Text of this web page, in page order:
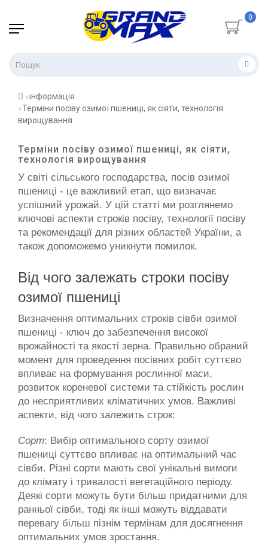
0
інформація
Терміни посіву озимої пшениці, як сіяти, технологія
вирощування
Терміни посіву озимої пшениці, як сіяти,
технологія вирощування
У світі сільського господарства, посів озимої
пшениці - це важливий етап, що визначає
успішний урожай. У цій статті ми розглянемо
ключові аспекти строків посіву, технології посіву
та рекомендації для різних областей України, а
також допоможемо уникнути помилок.
Від чого залежать строки посіву
озимої пшениці
Визначення оптимальних строків сівби озимої
пшениці - ключ до забезпечення високої
врожайності та якості зерна. Правильно обраний
момент для проведення посівних робіт суттєво
впливає на формування рослинної маси,
розвиток кореневої системи та стійкість рослин
до несприятливих кліматичних умов. Важливі
аспекти, від чого залежить строк:
Сорт: Вибір оптимального сорту озимої
пшениці суттєво впливає на оптимальний час
сівби. Різні сорти мають свої унікальні вимоги
до клімату і тривалості вегетаційного періоду.
Деякі сорти можуть бути більш придатними для
ранньої сівби, тоді як інші можуть віддавати
перевагу більш пізнім термінам для досягнення
оптимальних умов зростання.